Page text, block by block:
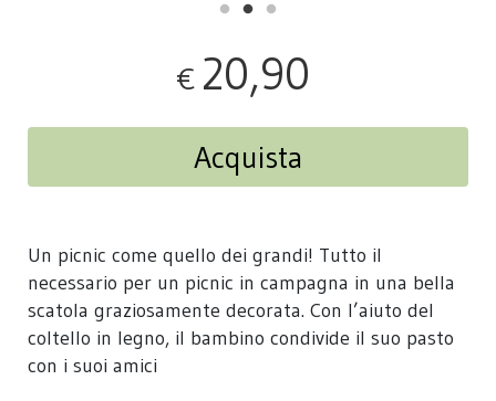
€ 20,90
Acquista
Un picnic come quello dei grandi! Tutto il
necessario per un picnic in campagna in una bella
scatola graziosamente decorata. Con l’aiuto del
coltello in legno, il bambino condivide il suo pasto
con i suoi amici